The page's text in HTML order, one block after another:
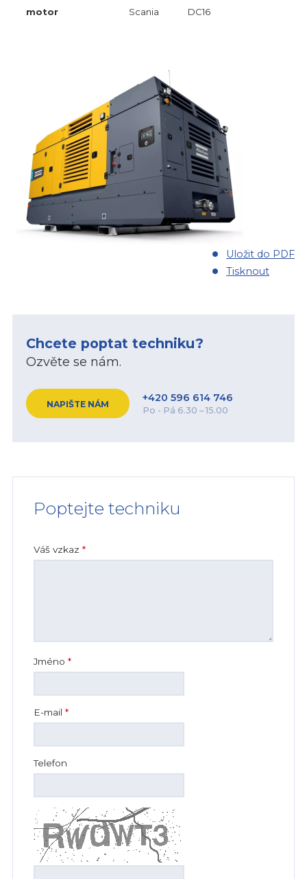
motor Scania DC16
Uložit do PDF
Tisknout
Chcete poptat techniku?
Ozvěte se nám.
NAPIŠTE NÁM
+420 596 614 746
Po - Pá 6.30 – 15.00
Poptejte techniku
Váš vzkaz *
Jméno *
E-mail *
Telefon